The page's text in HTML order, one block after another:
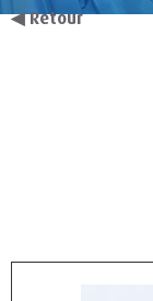
◀ Retour